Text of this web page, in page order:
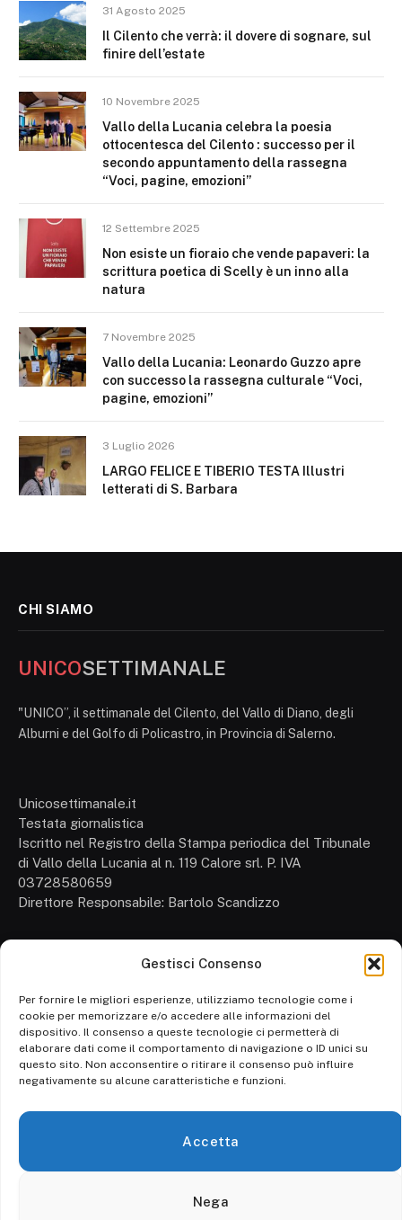
Gestisci Consenso
Per fornire le migliori esperienze, utilizziamo tecnologie come i
cookie per memorizzare e/o accedere alle informazioni del
dispositivo. Il consenso a queste tecnologie ci permetterà di
elaborare dati come il comportamento di navigazione o ID unici su
questo sito. Non acconsentire o ritirare il consenso può influire
negativamente su alcune caratteristiche e funzioni.
Accetta
Nega
31 Agosto 2025
Il Cilento che verrà: il dovere di sognare, sul
finire dell’estate
10 Novembre 2025
Vallo della Lucania celebra la poesia
ottocentesca del Cilento : successo per il
secondo appuntamento della rassegna
“Voci, pagine, emozioni”
12 Settembre 2025
Non esiste un fioraio che vende papaveri: la
scrittura poetica di Scelly è un inno alla
natura
7 Novembre 2025
Vallo della Lucania: Leonardo Guzzo apre
con successo la rassegna culturale “Voci,
pagine, emozioni”
3 Luglio 2026
LARGO FELICE E TIBERIO TESTA Illustri
letterati di S. Barbara
CHI SIAMO
UNICOSETTIMANALE
"UNICO”, il settimanale del Cilento, del Vallo di Diano, degli
Alburni e del Golfo di Policastro, in Provincia di Salerno.
Unicosettimanale.it
Testata giornalistica
Iscritto nel Registro della Stampa periodica del Tribunale
di Vallo della Lucania al n. 119 Calore srl. P. IVA
03728580659
Direttore Responsabile: Bartolo Scandizzo
Attualità
Politica
Ambiente
Cronaca
Economia